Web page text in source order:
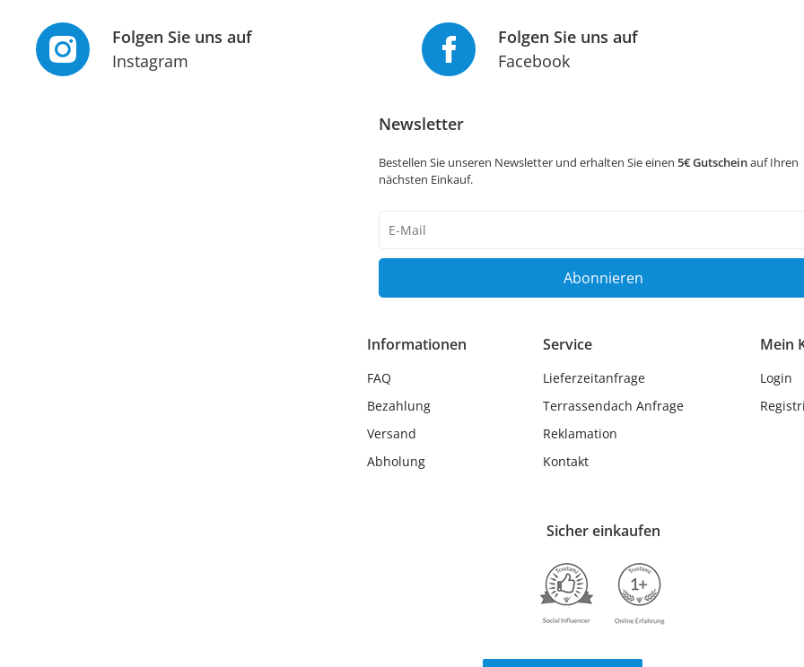
Folgen Sie uns auf
Instagram
Folgen Sie uns auf
Facebook
Newsletter
Bestellen Sie unseren Newsletter und erhalten Sie einen 5€ Gutscheinauf Ihren
nächsten Einkauf.
Honig
Abonnieren
Informationen
FAQ
Bezahlung
Versand
Abholung
Service
Lieferzeitanfrage
Terrassendach Anfrage
Reklamation
Kontakt
Mein
Login
Sicher einkaufen